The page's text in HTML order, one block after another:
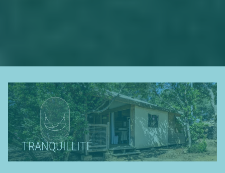
TRANQUILLITÉ